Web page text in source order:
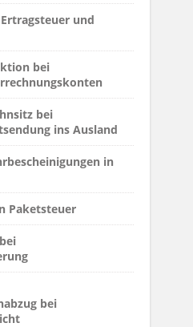
und
bei
bei
ins Ausland
in
Paketsteuer
bei